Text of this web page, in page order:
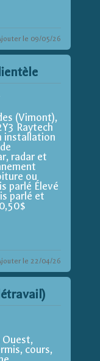
le 09/05/26
(Vimont),
Raytech
installation
radar et
ou
parlé Élevé
parlé et
le 22/04/26
cours,